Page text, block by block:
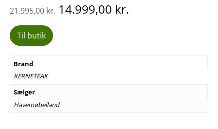
21.995,00kr. Den
oprindelige
14.999,00 kr.
Til butik
Brand
KERNETEAK
Sælger
Havemøbelland